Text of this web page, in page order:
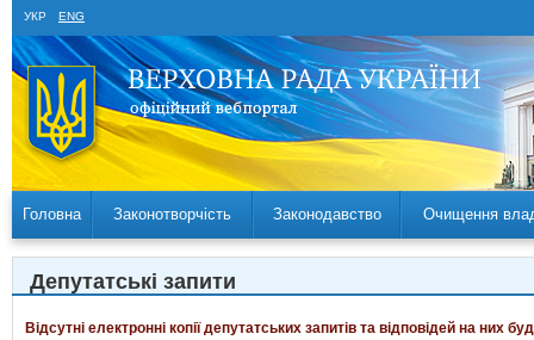
УКР ENG
Головна Законотворчість Законодавство Очищення
Депутатські запити
Відсутні електронні копії депутатських запитів та відповідей на